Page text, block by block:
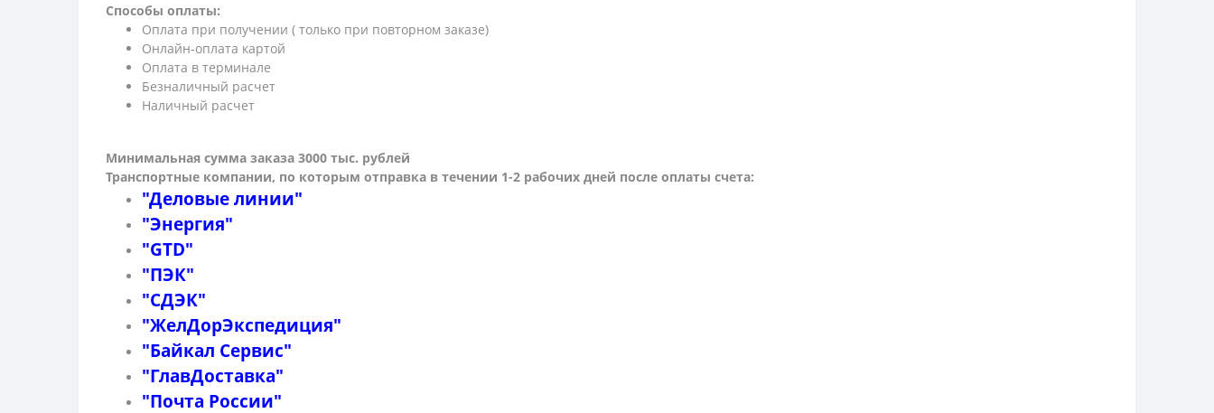
Способы оплаты:
Оплата при получении ( только при повторном заказе)
Онлайн-оплата картой
Оплата в терминале
Безналичный расчет
Наличный расчет
Минимальная сумма заказа 3000 тыс. рублей
Транспортные компании, по которым отправка в течении 1-2 рабочих дней после оплаты счета:
"Деловые линии"
"Энергия"
"GTD"
"ПЭК"
"СДЭК"
"ЖелДорЭкспедиция"
"Байкал Сервис"
"ГлавДоставка"
"Почта России"